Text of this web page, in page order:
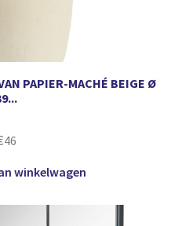
PAPIER-MACHÉ BEIGE Ø
46
winkelwagen